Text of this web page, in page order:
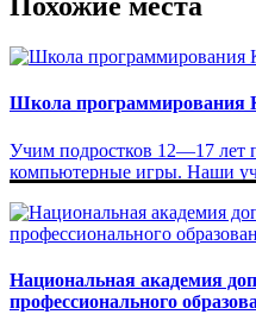
Похожие места
Школа программирования
Учим подростков 12—17 лет
компьютерные игры. Наши
Национальная академия
профессионального